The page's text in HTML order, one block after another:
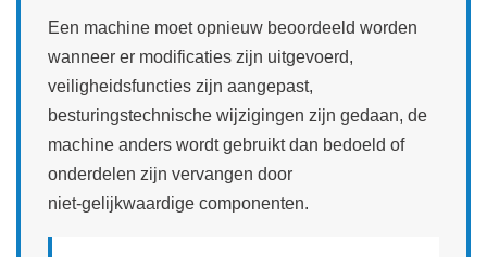
Een machine moet opnieuw beoordeeld worden
wanneer er modificaties zijn uitgevoerd,
veiligheidsfuncties zijn aangepast,
besturingstechnische wijzigingen zijn gedaan, de
machine anders wordt gebruikt dan bedoeld of
onderdelen zijn vervangen door
niet‑gelijkwaardige componenten.